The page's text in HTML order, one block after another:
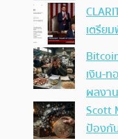
เตรีย
เงิน-
ผลงา
Scott
ป้องกั